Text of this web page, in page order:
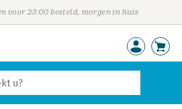
voor 23:00 besteld, morgen in huis